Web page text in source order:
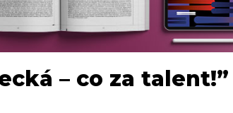
– co za talent!”